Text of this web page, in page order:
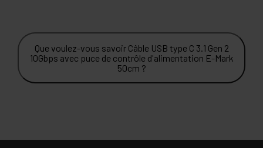
Que voulez-vous savoir Câble USB type C 3.1 Gen 2
10Gbps avec puce de contrôle d'alimentation E-Mark
50cm ?